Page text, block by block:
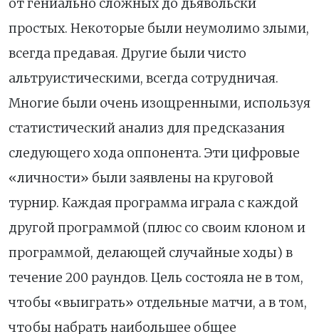
от гениально сложных до дьявольски
простых. Некоторые были неумолимо злыми,
всегда предавая. Другие были чисто
альтруистическими, всегда сотрудничая.
Многие были очень изощренными, используя
статистический анализ для предсказания
следующего хода оппонента. Эти цифровые
«личности» были заявлены на круговой
турнир. Каждая программа играла с каждой
другой программой (плюс со своим клоном и
программой, делающей случайные ходы) в
течение 200 раундов. Цель состояла не в том,
чтобы «выиграть» отдельные матчи, а в том,
чтобы набрать наибольшее общее